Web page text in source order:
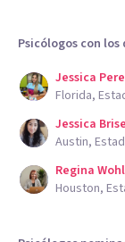
Psicólogos con
Jessica
Florida,
Jessica
Austin,
Regina
Houston,